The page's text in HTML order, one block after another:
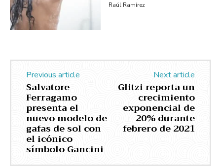
Raúl Ramírez
Previous article
Salvatore
Ferragamo
presenta el
nuevo modelo de
gafas de sol con
el icónico
símbolo Gancini
Next article
Glitzi reporta un
crecimiento
exponencial de
20% durante
febrero de 2021